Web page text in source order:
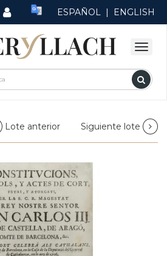
ESPAÑOL | ENGLISH
Lote anterior Siguiente lote